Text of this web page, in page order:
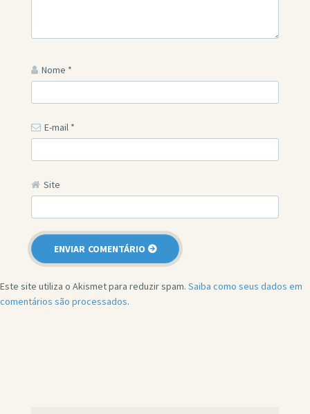
Nome *
E-mail *
Site
Este site utiliza o Akismet para reduzir spam. Saiba como seus dados em
comentários são processados.